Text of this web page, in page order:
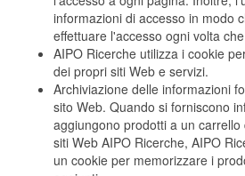
informazioni di accesso in modo
effettuare l'accesso ogni volta
AIPO Ricerche utilizza i cookie
dei propri siti Web e servizi.
Archiviazione delle informazioni
sito Web. Quando si forniscono
aggiungono prodotti a un
siti Web AIPO Ricerche, AIPO
un cookie per memorizzare i